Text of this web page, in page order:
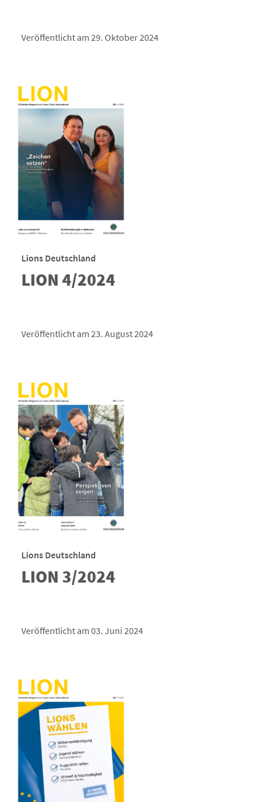
Veröffentlicht am 29. Oktober 2024
Lions Deutschland
LION 4/2024
Veröffentlicht am 23. August 2024
Lions Deutschland
LION 3/2024
Veröffentlicht am 03. Juni 2024